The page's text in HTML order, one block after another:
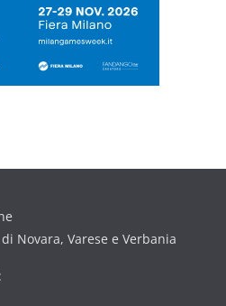
Novara, Varese e Verbania